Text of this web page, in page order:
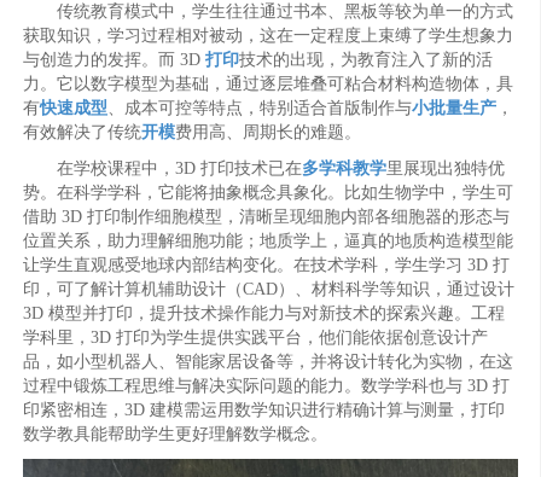
传统教育模式中，学生往往通过书本、黑板等较为单一的方式
获取知识，学习过程相对被动，这在一定程度上束缚了学生想象力
与创造力的发挥。而 3D打印技术的出现，为教育注入了新的活
力。它以数字模型为基础，通过逐层堆叠可粘合材料构造物体，具
有快速成型 、成本可控等特点，特别适合首版制作与小批量生产 ，
有效解决了传统开模费用高、周期长的难题。
在学校课程中，3D 打印技术已在多学科教学里展现出独特优
势。在科学学科，它能将抽象概念具象化。比如生物学中，学生可
借助 3D 打印制作细胞模型，清晰呈现细胞内部各细胞器的形态与
位置关系，助力理解细胞功能；地质学上，逼真的地质构造模型能
让学生直观感受地球内部结构变化。在技术学科，学生学习 3D 打
印，可了解计算机辅助设计（CAD）、材料科学等知识，通过设计
3D 模型并打印，提升技术操作能力与对新技术的探索兴趣。工程
学科里，3D 打印为学生提供实践平台，他们能依据创意设计产
品，如小型机器人、智能家居设备等，并将设计转化为实物，在这
过程中锻炼工程思维与解决实际问题的能力。数学学科也与 3D 打
印紧密相连，3D 建模需运用数学知识进行精确计算与测量，打印
数学教具能帮助学生更好理解数学概念。